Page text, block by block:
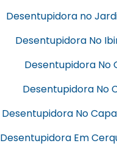
Desentupidora no
Desentupidora No
Desentupidora No
Desentupidora No
Desentupidora No
Desentupidora Em